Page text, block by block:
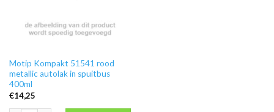
Motip Kompakt 51541 rood
metallic autolak in spuitbus
400ml
€14,25